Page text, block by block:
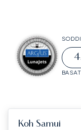
Koh Samui